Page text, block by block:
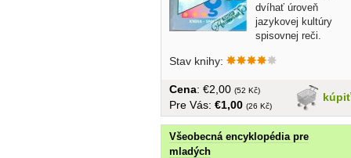
dvíhať úroveň
jazykovej kultúry
spisovnej reči.
Stav knihy:
kúpiť
Cena: €2,00 (52 Kč)
Pre Vás: €1,00 (26 Kč)
Všeobecná encyklopédia pre
mladých